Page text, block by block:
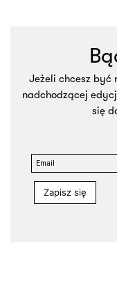
Jeżeli chcesz być
nadchodzącej
się